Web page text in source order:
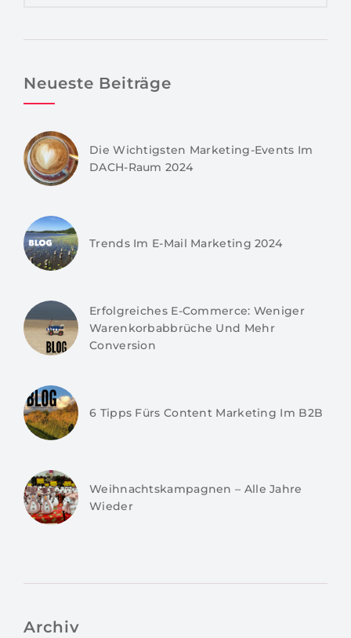
Neueste Beiträge
Die Wichtigsten Marketing-Events Im
DACH-Raum 2024
Trends Im E-Mail Marketing 2024
Erfolgreiches E-Commerce: Weniger
Warenkorbabbrüche Und Mehr
Conversion
6 Tipps Fürs Content Marketing Im B2B
Weihnachtskampagnen – Alle Jahre
Wieder
Archiv